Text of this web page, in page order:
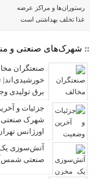
رستوران‌ها و مراکز عرضه
غذا تخلف بهداشتی است
:: شهرک‌های صنعتی و
صنعتگران
خورشیدی‌اند|
برق تولیدی
جزئیات و
شهرک صنعتی
اورژانس
آتش‌سوزی
صنعتی